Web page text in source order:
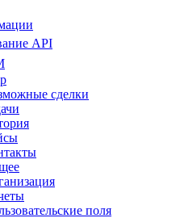
API
сделки
поля